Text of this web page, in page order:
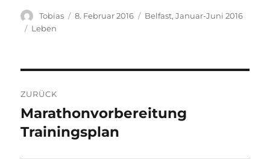
Autor
Tobias
Veröffentlicht
8. Februar 2016 Stay
Belfast, Januar-Juni 2016
Kategorien
Leben
ZURÜCK
Vorheriger
Beitrag:
Marathonvorbereitung
Trainingsplan